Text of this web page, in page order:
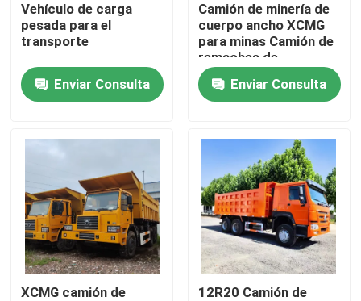
Viaje de la fábrica
Control de calidad
Contacto los E.E.U.U.
Pida una cita
Camiones Volquetes Usados
Tipper Trucks usada
Vehículo de carga
pesada para el
transporte
Enviar Consulta
Camión de minería de
cuerpo ancho XCMG
para minas Camión de
remaches de
capacidad
personalizable
Enviar Consulta
XCMG camión de
12R20 Camión de